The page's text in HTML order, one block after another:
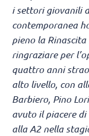
i settori giovanili
contemporanea
pieno la
ringraziare per
quattro anni
alto livello, con
Barbiero, Pino
avuto il piacere
alla A2 nella